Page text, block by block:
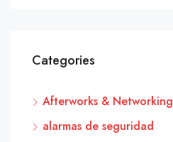
Categories
Afterworks & Networking
alarmas de seguridad